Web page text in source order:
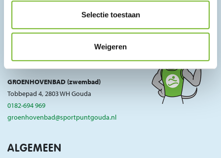
Selectie toestaan
Weigeren
SPORT•GOUDA (kantoor)
info@sportpuntgouda.nl
GROENHOVENBAD (zwembad)
Tobbepad 4, 2803 WH Gouda
0182-694 969
groenhovenbad@sportpuntgouda.nl
ALGEMEEN